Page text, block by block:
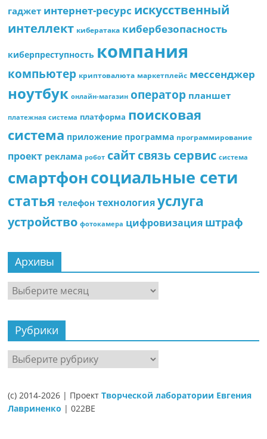
гаджет интернет-ресурс искусственный
интеллект кибератака кибербезопасность
киберпреступность компания
компьютер криптовалюта маркетплейс мессенджер
ноутбук онлайн-магазин оператор планшет
платежная система платформа поисковая
система приложение программа программирование
проект реклама робот сайтсвязь сервис система
смартфонсоциальные сети
статья телефон технология услуга
устройство фотокамера цифровизация штраф
Архивы
Архивы
Рубрики
Рубрики
(c) 2014-2026 | ПроектТворческой лаборатории Евгения
Лавриненко | 022BE